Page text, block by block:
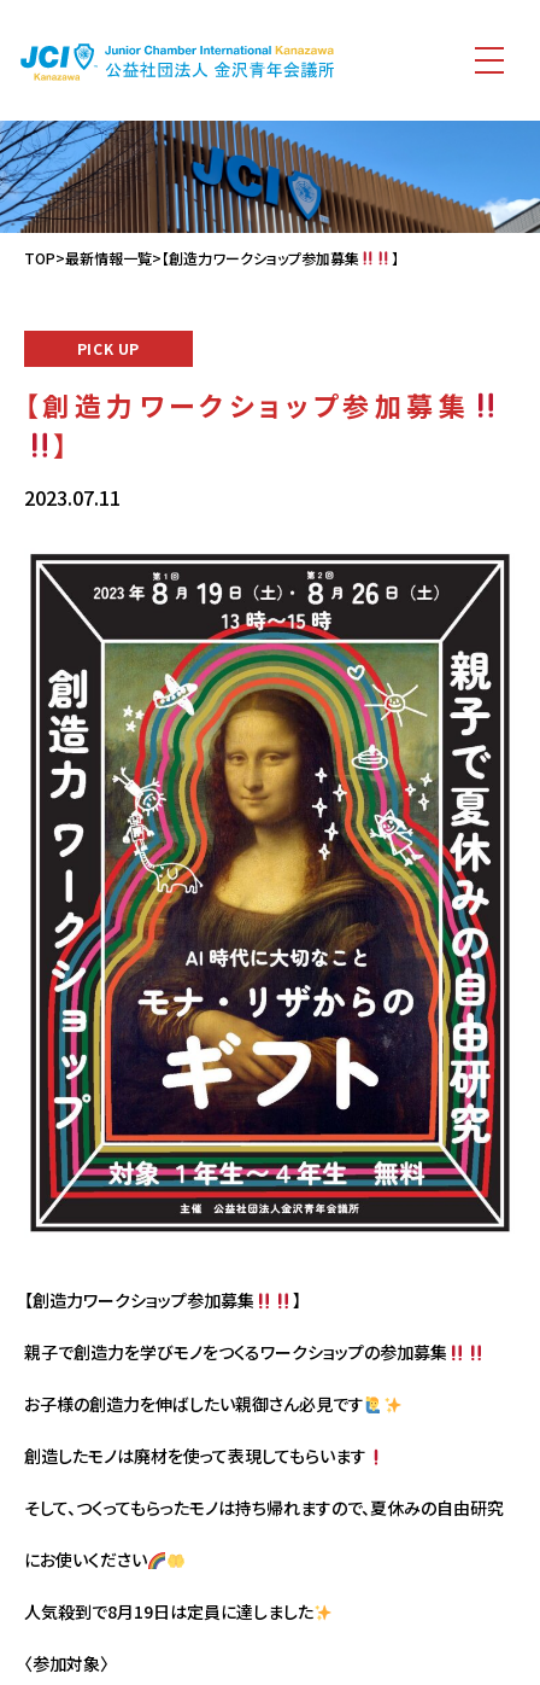
TOP>最新情報一覧>【創造力ワークショップ参加募集 】
PICK UP
【創造力ワークショップ参加募集
】
2023.07.11
【創造力ワークショップ参加募集 】
親子で創造力を学びモノをつくるワークショップの参加募集
お子様の創造力を伸ばしたい親御さん必見です
創造したモノは廃材を使って表現してもらいます
そして、つくってもらったモノは持ち帰れますので、夏休みの自由研究
にお使いください
人気殺到で8月19日は定員に達しました
〈参加対象〉